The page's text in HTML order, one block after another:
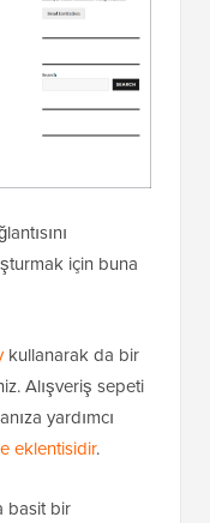
için buna
kullanarak da bir
Alışveriş sepeti
yardımcı
eklentisidir.
basit bir